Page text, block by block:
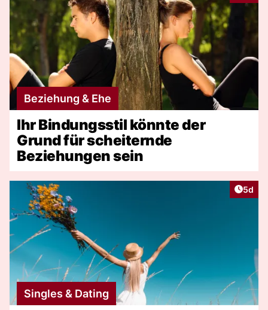
Beziehung & Ehe
Ihr Bindungsstil könnte der
Grund für scheiternde
Beziehungen sein
5d
Singles & Dating